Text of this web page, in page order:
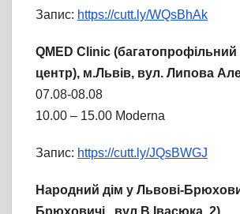
Запис: https://cutt.ly/WQsBhAk
QMED Clinic
центр), м.Львів, вул. Липова
07.08-08.08
10.00 – 15.00 Moderna
Запис: https://cutt.ly/JQsBWGJ
Народний дім у Львові-